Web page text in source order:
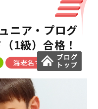
ニア・プログ
1級）合格！
海老名マルイ教室